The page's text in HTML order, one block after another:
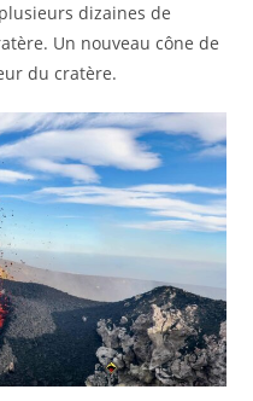
dizaines de
Un nouveau cône de
du cratère.